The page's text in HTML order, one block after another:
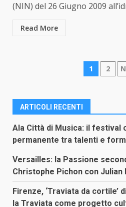
(NIN) del 26 Giugno 2009
Read More
1 2
ARTICOLI RECENTI
Ala Città di Musica: il festival
permanente tra talenti e
Versailles: la Passione
Christophe Pichon con Julian
Firenze, ‘Traviata da cortile’
la Traviata come progetto